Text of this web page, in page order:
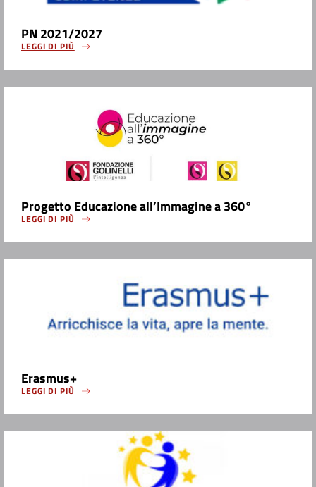
PN 2021/2027
LEGGI DI PIÙ
Progetto Educazione all’Immagine a 360°
LEGGI DI PIÙ
Erasmus+
LEGGI DI PIÙ